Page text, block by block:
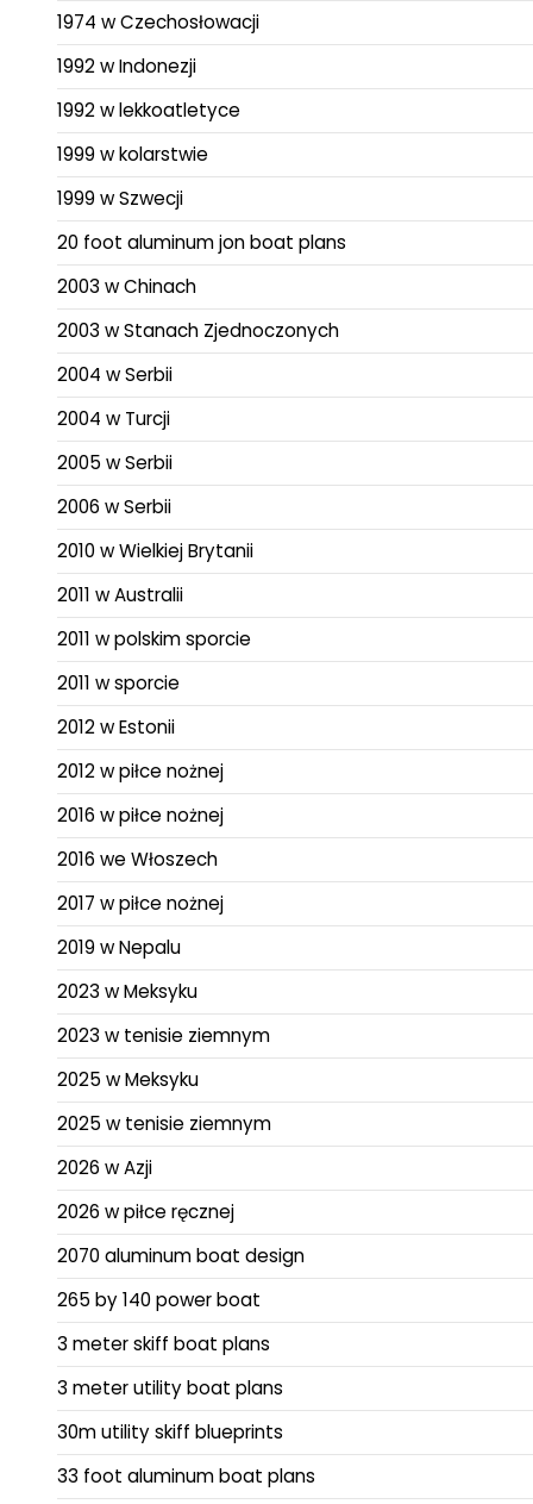
1974 w Czechosłowacji
1992 w Indonezji
1992 w lekkoatletyce
1999 w kolarstwie
1999 w Szwecji
20 foot aluminum jon boat plans
2003 w Chinach
2003 w Stanach Zjednoczonych
2004 w Serbii
2004 w Turcji
2005 w Serbii
2006 w Serbii
2010 w Wielkiej Brytanii
2011 w Australii
2011 w polskim sporcie
2011 w sporcie
2012 w Estonii
2012 w piłce nożnej
2016 w piłce nożnej
2016 we Włoszech
2017 w piłce nożnej
2019 w Nepalu
2023 w Meksyku
2023 w tenisie ziemnym
2025 w Meksyku
2025 w tenisie ziemnym
2026 w Azji
2026 w piłce ręcznej
2070 aluminum boat design
265 by 140 power boat
3 meter skiff boat plans
3 meter utility boat plans
30m utility skiff blueprints
33 foot aluminum boat plans